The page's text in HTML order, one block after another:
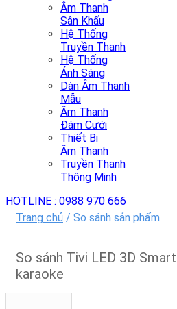
Âm Thanh
Sân Khấu
Hệ Thống
Truyền Thanh
Hệ Thống
Ánh Sáng
Dàn Âm Thanh
Mẫu
Âm Thanh
Đám Cưới
Thiết Bị
Âm Thanh
Truyền Thanh
Thông Minh
HOTLINE : 0988 970 666
Trang chủ / So sánh sản phẩm
So sánh Tivi LED 3D
karaoke